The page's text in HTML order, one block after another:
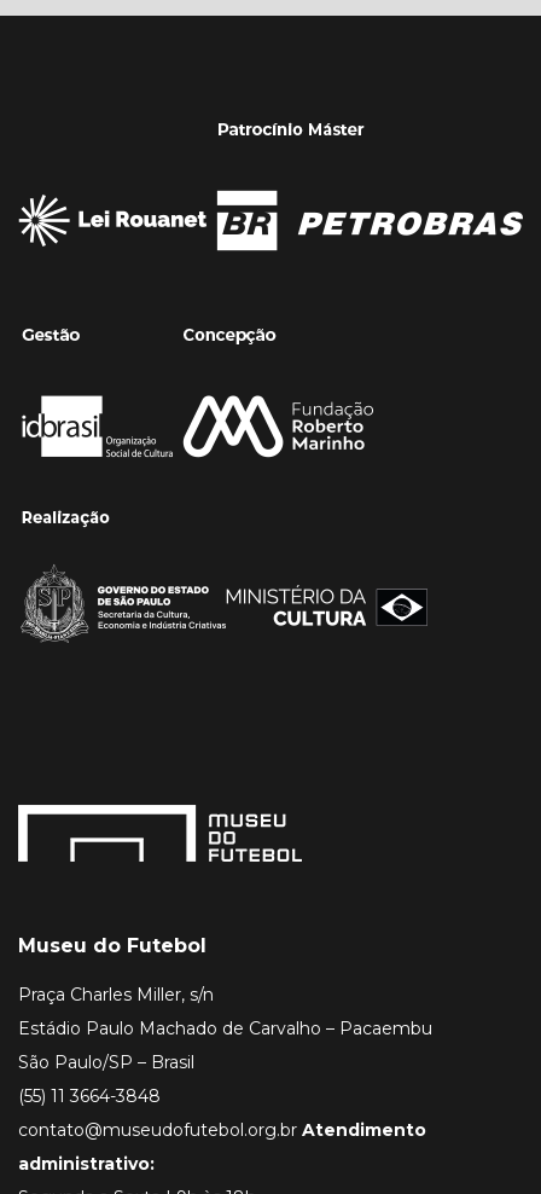
Museu do Futebol
Praça Charles Miller, s/n
Estádio Paulo Machado de Carvalho – Pacaembu
São Paulo/SP – Brasil
(55) 11 3664-3848
contato@museudofutebol.org.br Atendimento
administrativo: